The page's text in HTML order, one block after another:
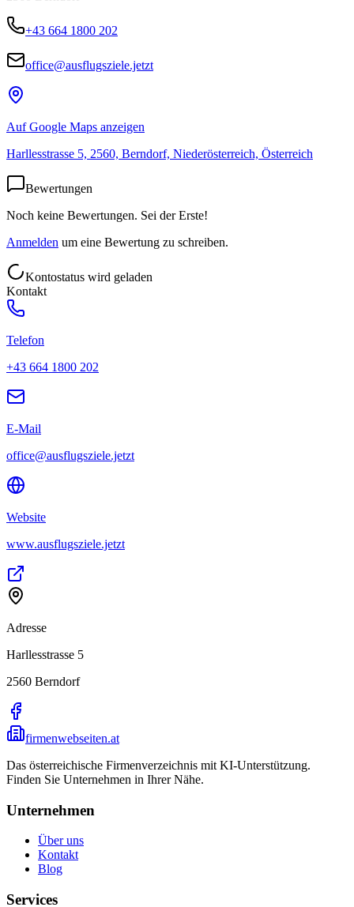
+43 664 1800 202
office@ausflugsziele.jetzt
Auf Google Maps anzeigen
Harllesstrasse 5, 2560, Berndorf, Niederösterreich, Österreich
Bewertungen
Noch keine Bewertungen. Sei der Erste!
Anmelden um eine Bewertung zu schreiben.
Kontostatus wird geladen
Kontakt
Telefon
+43 664 1800 202
E-Mail
office@ausflugsziele.jetzt
Website
www.ausflugsziele.jetzt
Adresse
Harllesstrasse 5
2560 Berndorf
firmenwebseiten.at
Das österreichische Firmenverzeichnis mit KI-Unterstützung.
Finden Sie Unternehmen in Ihrer Nähe.
Unternehmen
Über uns
Kontakt
Blog
Services